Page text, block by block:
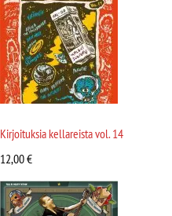
Kirjoituksia kellareista vol. 14
12,00€